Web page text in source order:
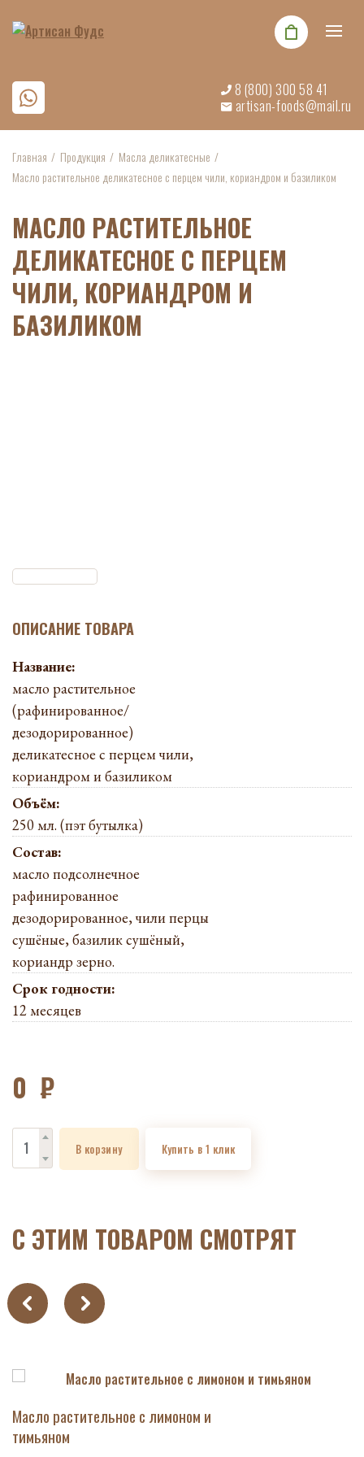
8 (800) 300 58 41
artisan-foods@mail.ru
Главная Продукция
Масла деликатесные
Масло растительное деликатесное с перцем чили, кориандром и базиликом
МАСЛО РАСТИТЕЛЬНОЕ
ДЕЛИКАТЕСНОЕ С ПЕРЦЕМ
ЧИЛИ, КОРИАНДРОМ И
БАЗИЛИКОМ
ОПИСАНИЕ ТОВАРА
Название:
масло растительное
(рафинированное/
дезодорированное)
деликатесное с перцем чили,
кориандром и базиликом
Объём:
250 мл. (пэт бутылка)
Состав:
масло подсолнечное
рафинированное
дезодорированное, чили перцы
сушёные, базилик сушёный,
кориандр зерно.
Срок годности:
12 месяцев
0 ₽
В корзину Купить в 1 клик
C ЭТИМ ТОВАРОМ СМОТРЯТ
Масло растительное с лимоном и
тимьяном